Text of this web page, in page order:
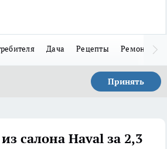
Дача Рецепты Ремонт
Принять
салона Haval за 2,3